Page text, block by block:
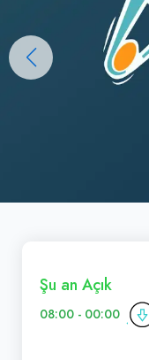
Şu an Açık
08:00 - 00:00